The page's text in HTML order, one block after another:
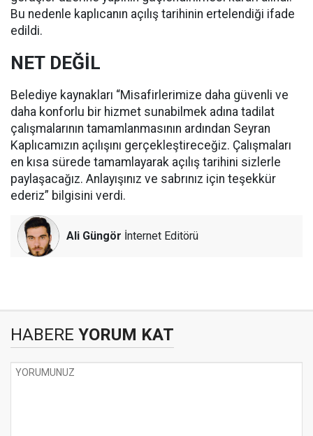
Bu nedenle kaplıcanın açılış tarihinin ertelendiği ifade
edildi.
NET DEĞİL
Belediye kaynakları “Misafirlerimize daha güvenli ve
daha konforlu bir hizmet sunabilmek adına tadilat
çalışmalarının tamamlanmasının ardından Seyran
Kaplıcamızın açılışını gerçekleştireceğiz. Çalışmaları
en kısa sürede tamamlayarak açılış tarihini sizlerle
paylaşacağız. Anlayışınız ve sabrınız için teşekkür
ederiz” bilgisini verdi.
Ali Güngör İnternet Editörü
HABERE YORUM KAT